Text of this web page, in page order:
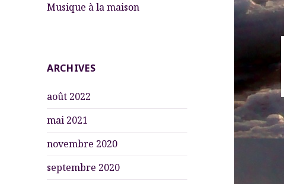
Musique à la maison
ARCHIVES
août 2022
mai 2021
novembre 2020
septembre 2020